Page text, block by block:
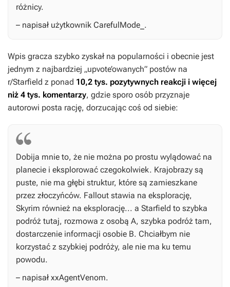
różnicy.
– napisał użytkownik CarefulMode_.
Wpis gracza szybko zyskał na popularności i obecnie jest
jednym z najbardziej „upvote’owanych” postów na
r/Starfield z ponad 10,2 tys. pozytywnych reakcji i więcej
niż 4 tys. komentarzy, gdzie sporo osób przyznaje
autorowi posta rację, dorzucając coś od siebie:
Dobija mnie to, że nie można po prostu wylądować na
planecie i eksplorować czegokolwiek. Krajobrazy są
puste, nie ma głębi struktur, które są zamieszkane
przez złoczyńców. Fallout stawia na eksplorację,
Skyrim również na eksplorację... a Starfield to szybka
podróż tutaj, rozmowa z osobą A, szybka podróż tam,
dostarczenie informacji osobie B. Chciałbym nie
korzystać z szybkiej podróży, ale nie ma ku temu
powodu.
– napisał xxAgentVenom.